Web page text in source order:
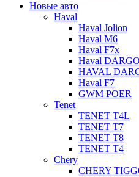
Новые авто
Haval
Haval Jolion
Haval M6
Haval F7x
Haval DARGO
HAVAL
Haval F7
GWM POER
Tenet
TENET T4L
TENET T7
TENET T8
TENET T4
Chery
CHERY